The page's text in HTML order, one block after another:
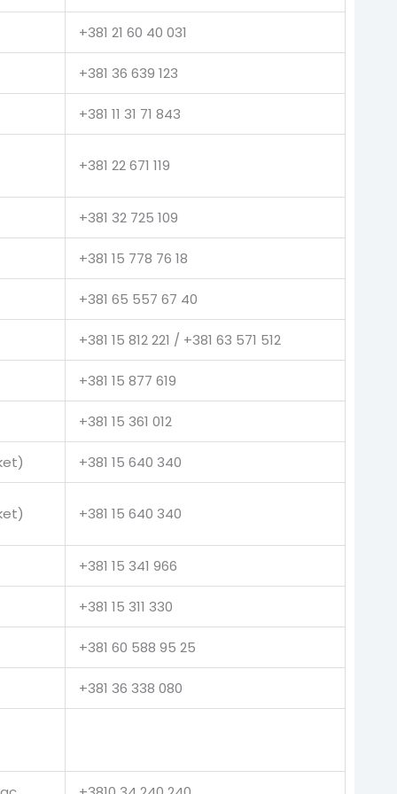
+381 21 60 40 031
+381 36 639 123
+381 11 31 71 843
+381 22 671 119
+381 32 725 109
+381 15 778 76 18
+381 65 557 67 40
+381 15 812 221 / +381 63 571 512
+381 15 877 619
+381 15 361 012
+381 15 640 340
+381 15 640 340
+381 15 341 966
+381 15 311 330
+381 60 588 95 25
+381 36 338 080